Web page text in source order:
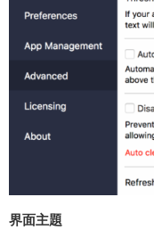
界面主題